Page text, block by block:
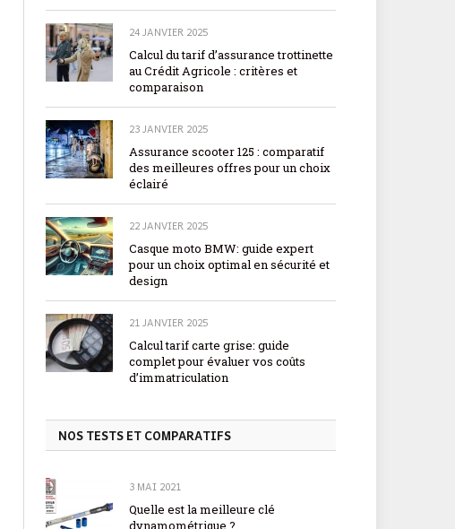
24 JANVIER 2025
Calcul du tarif d’assurance trottinette
au Crédit Agricole : critères et
comparaison
23 JANVIER 2025
Assurance scooter 125 : comparatif
des meilleures offres pour un choix
éclairé
22 JANVIER 2025
Casque moto BMW: guide expert
pour un choix optimal en sécurité et
design
21 JANVIER 2025
Calcul tarif carte grise: guide
complet pour évaluer vos coûts
d’immatriculation
NOS TESTS ET COMPARATIFS
3 MAI 2021
Quelle est la meilleure clé
dynamométrique ?